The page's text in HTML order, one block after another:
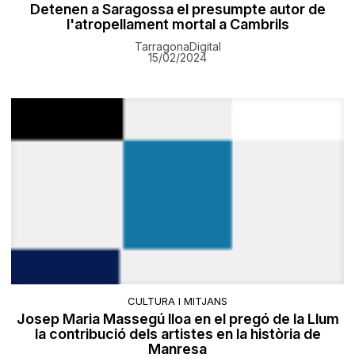
Detenen a Saragossa el presumpte autor de
l'atropellament mortal a Cambrils
TarragonaDigital
15/02/2024
CULTURA I MITJANS
Josep Maria Massegú lloa en el pregó de la Llum
la contribució dels artistes en la història de
Manresa